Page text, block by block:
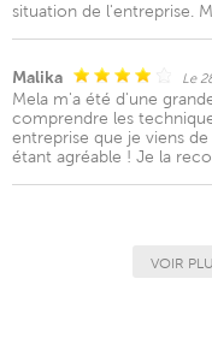
situation de l'entreprise.
Malika Le
Mela m'a été d'une
comprendre les
entreprise que je viens
étant agréable ! Je la
VOIR